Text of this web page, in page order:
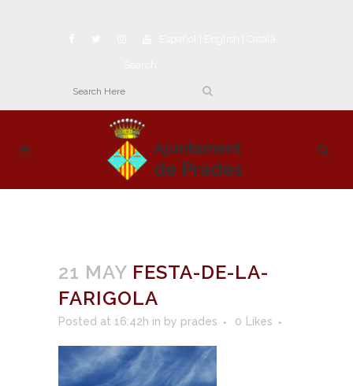
21 MAY FESTA-DE-LA-
FARIGOLA
Posted at 16:42h in by prades 0 Likes